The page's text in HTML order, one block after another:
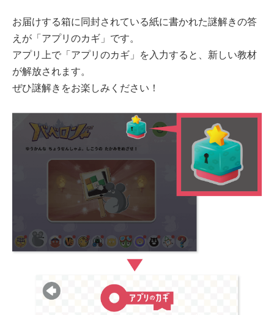
お届けする箱に同封されている紙に書かれた謎解きの答
えが「アプリのカギ」です。
アプリ上で「アプリのカギ」を入力すると、新しい教材
が解放されます。
ぜひ謎解きをお楽しみください！